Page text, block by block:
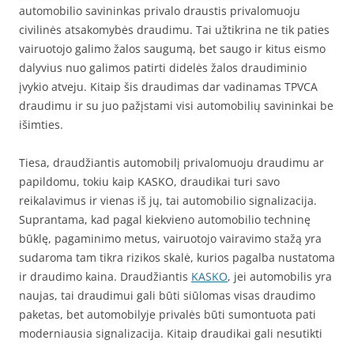
automobilio savininkas privalo draustis privalomuoju
civilinės atsakomybės draudimu. Tai užtikrina ne tik paties
vairuotojo galimo žalos saugumą, bet saugo ir kitus eismo
dalyvius nuo galimos patirti didelės žalos draudiminio
įvykio atveju. Kitaip šis draudimas dar vadinamas TPVCA
draudimu ir su juo pažįstami visi automobilių savininkai be
išimties.
Tiesa, draudžiantis automobilį privalomuoju draudimu ar
papildomu, tokiu kaip KASKO, draudikai turi savo
reikalavimus ir vienas iš jų, tai automobilio signalizacija.
Suprantama, kad pagal kiekvieno automobilio techninę
būklę, pagaminimo metus, vairuotojo vairavimo stažą yra
sudaroma tam tikra rizikos skalė, kurios pagalba nustatoma
ir draudimo kaina. Draudžiantis KASKO, jei automobilis yra
naujas, tai draudimui gali būti siūlomas visas draudimo
paketas, bet automobilyje privalės būti sumontuota pati
moderniausia signalizacija. Kitaip draudikai gali nesutikti